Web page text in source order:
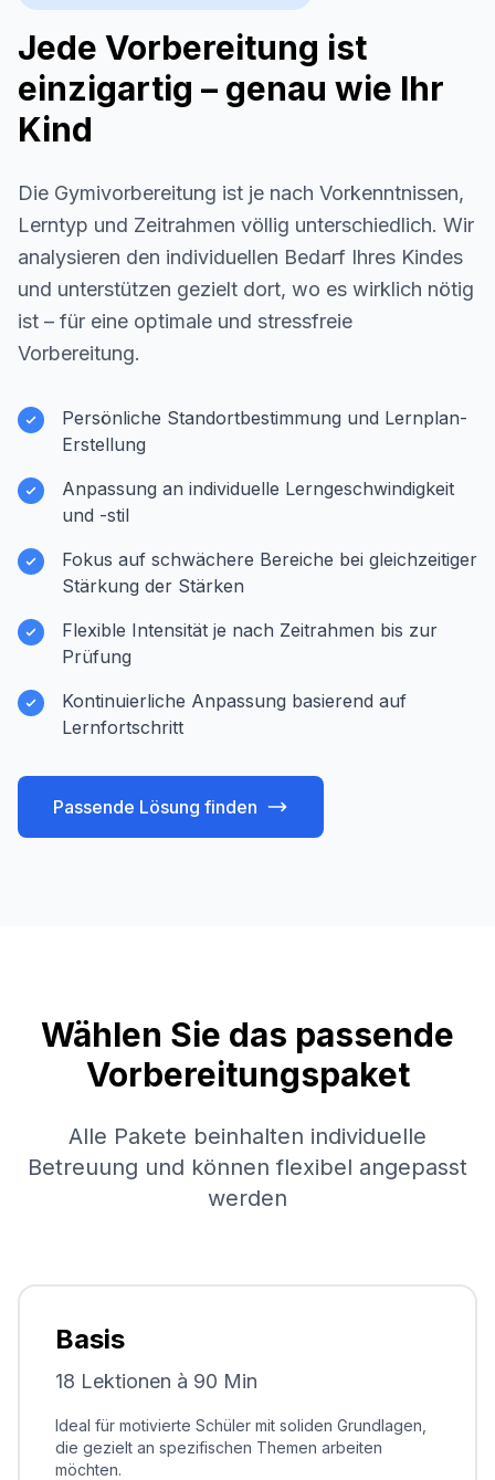
Jede Vorbereitung ist
einzigartig – genau wie Ihr
Kind
Die Gymivorbereitung ist je nach Vorkenntnissen,
Lerntyp und Zeitrahmen völlig unterschiedlich. Wir
analysieren den individuellen Bedarf Ihres Kindes
und unterstützen gezielt dort, wo es wirklich nötig
ist – für eine optimale und stressfreie
Vorbereitung.
Persönliche Standortbestimmung und Lernplan-
Erstellung
Anpassung an individuelle Lerngeschwindigkeit
und -stil
Fokus auf schwächere Bereiche bei gleichzeitiger
Stärkung der Stärken
Flexible Intensität je nach Zeitrahmen bis zur
Prüfung
Kontinuierliche Anpassung basierend auf
Lernfortschritt
Passende Lösung finden
Wählen Sie das passende
Vorbereitungspaket
Alle Pakete beinhalten individuelle
Betreuung und können flexibel angepasst
werden
Basis
18 Lektionen à 90 Min
Ideal für motivierte Schüler mit soliden Grundlagen,
die gezielt an spezifischen Themen arbeiten
möchten.